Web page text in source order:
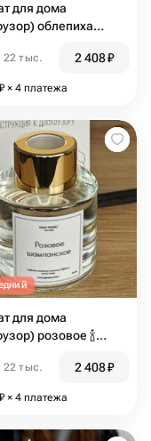
для дома
облепиха
22 тыс. 2 408₽
₽ × 4 платежа
для дома
розовое 🍾
22 тыс. 2 408₽
₽ × 4 платежа